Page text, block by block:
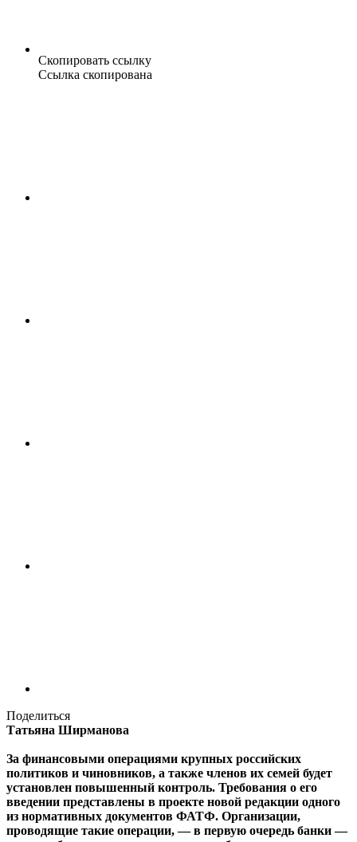
Скопировать ссылку
Ссылка скопирована
Поделиться
Татьяна Ширманова
За финансовыми операциями крупных российских
политиков и чиновников, а также членов их семей будет
установлен повышенный контроль. Требования о его
введении представлены в проекте новой редакции одного
из нормативных документов ФАТФ. Организации,
проводящие такие операции, — в первую очередь банки —